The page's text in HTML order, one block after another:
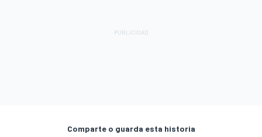
Comparte o guarda esta historia